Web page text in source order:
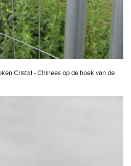
Cristal - Chinees op de hoek van de